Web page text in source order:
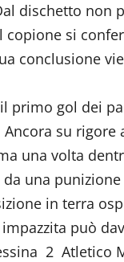
dischetto non
copione si
conclusione
il primo gol dei
Ancora su
una volta
una
in terra
può
2 Atletico